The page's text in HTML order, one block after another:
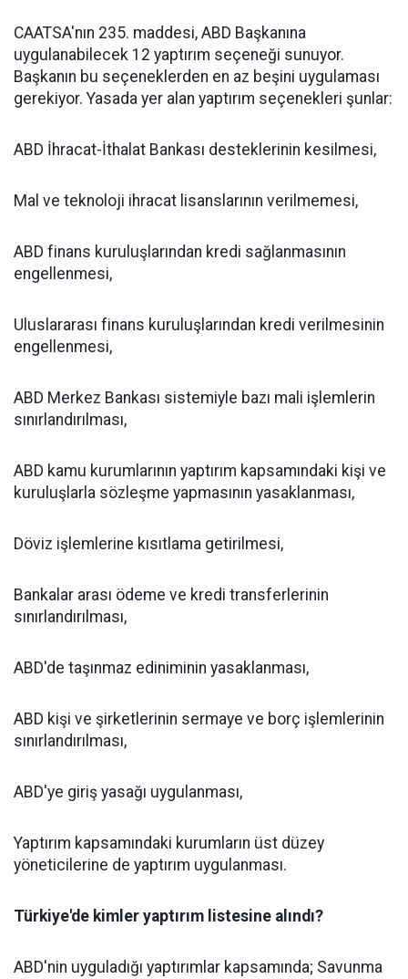
CAATSA'nın 235. maddesi, ABD Başkanına
uygulanabilecek 12 yaptırım seçeneği sunuyor.
Başkanın bu seçeneklerden en az beşini uygulaması
gerekiyor. Yasada yer alan yaptırım seçenekleri şunlar:
ABD İhracat-İthalat Bankası desteklerinin kesilmesi,
Mal ve teknoloji ihracat lisanslarının verilmemesi,
ABD finans kuruluşlarından kredi sağlanmasının
engellenmesi,
Uluslararası finans kuruluşlarından kredi verilmesinin
engellenmesi,
ABD Merkez Bankası sistemiyle bazı mali işlemlerin
sınırlandırılması,
ABD kamu kurumlarının yaptırım kapsamındaki kişi ve
kuruluşlarla sözleşme yapmasının yasaklanması,
Döviz işlemlerine kısıtlama getirilmesi,
Bankalar arası ödeme ve kredi transferlerinin
sınırlandırılması,
ABD'de taşınmaz ediniminin yasaklanması,
ABD kişi ve şirketlerinin sermaye ve borç işlemlerinin
sınırlandırılması,
ABD'ye giriş yasağı uygulanması,
Yaptırım kapsamındaki kurumların üst düzey
yöneticilerine de yaptırım uygulanması.
Türkiye'de kimler yaptırım listesine alındı?
ABD'nin uyguladığı yaptırımlar kapsamında; Savunma